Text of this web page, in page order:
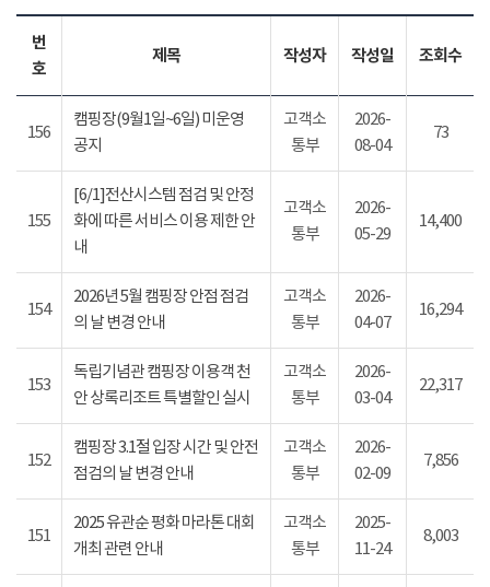
번
호
제목 작성자 작성일 조회수
156
캠핑장(9월1일~6일) 미운영
공지
고객소
통부
2026-
08-04
73
155
[6/1]전산시스템 점검 및 안정
화에 따른 서비스 이용 제한 안
내
고객소
통부
2026-
05-29
14,400
154
2026년 5월 캠핑장 안점 점검
의 날 변경 안내
고객소
통부
2026-
04-07
16,294
153
독립기념관 캠핑장 이용객 천
안 상록리조트 특별할인 실시
고객소
통부
2026-
03-04
22,317
152
캠핑장 3.1절 입장 시간 및 안전
점검의 날 변경 안내
고객소
통부
2026-
02-09
7,856
151
2025 유관순 평화 마라톤 대회
개최 관련 안내
고객소
통부
2025-
11-24
8,003